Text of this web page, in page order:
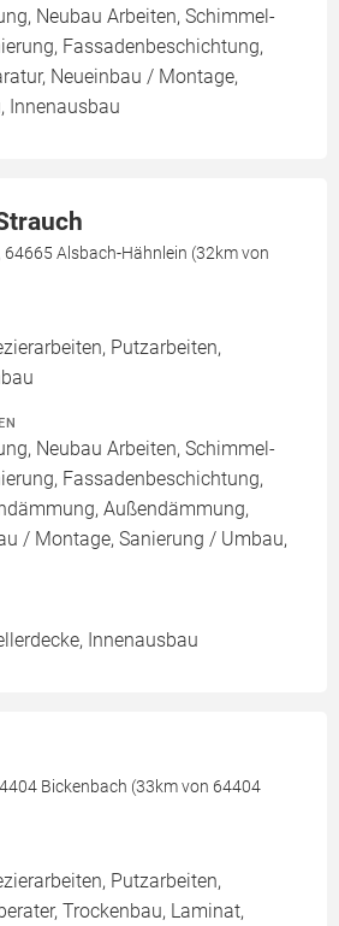
Neubau Arbeiten, Schimmel-
Fassadenbeschichtung,
Neueinbau / Montage,
Innenausbau
Alsbach-Hähnlein (32km von
Putzarbeiten,
Neubau Arbeiten, Schimmel-
Fassadenbeschichtung,
Außendämmung,
/ Montage, Sanierung / Umbau,
Innenausbau
Bickenbach (33km von 64404
Putzarbeiten,
Trockenbau, Laminat,